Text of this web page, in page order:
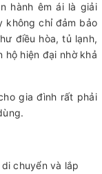
hành êm ái là giải
không chỉ đảm bảo
điều hòa, tủ lạnh,
hộ hiện đại nhờ khả
gia đình rất phải
chuyển và lắp